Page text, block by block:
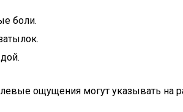
боли.
ощущения могут указывать на